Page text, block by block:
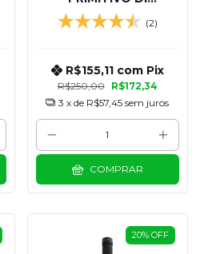
MANDURIA DOP 750
ML - 2023
(2)
R$250,00 R$172,34
R$155,11 com Pix
3 x de R$57,45 sem juros
COMPRAR
20% OFF